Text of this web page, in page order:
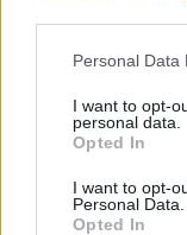
Personal Data
I want to opt-
personal data.
Opted In
I want to opt-
Personal Data.
Opted In
ai clienti.
INTERSECTIONS